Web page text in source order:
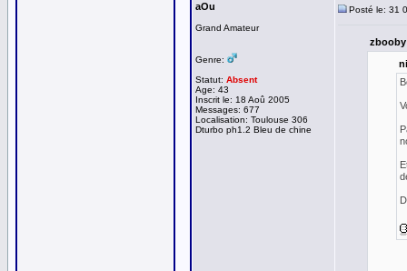
aOu
Grand Amateur
Genre:
Statut: Absent
Age: 43
Inscrit le: 18 Aoû 2005
Messages: 677
Localisation: Toulouse 306
Dturbo ph1.2 Bleu de chine
Posté le: 31